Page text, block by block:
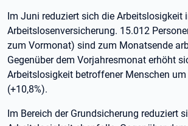
Im Juni reduziert sich die Arbeitslosigkeit
Arbeitslosenversicherung. 15.012
zum Vormonat) sind zum Monatsende
Gegenüber dem Vorjahresmonat erhöht
Arbeitslosigkeit betroffener Menschen um
(+10,8%).
Im Bereich der Grundsicherung reduziert